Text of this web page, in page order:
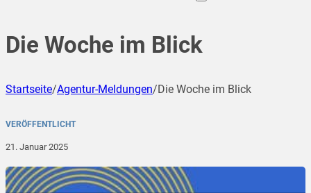
Die Woche im Blick
Startseite/Agentur-Meldungen/Die Woche im Blick
VERÖFFENTLICHT
21. Januar 2025